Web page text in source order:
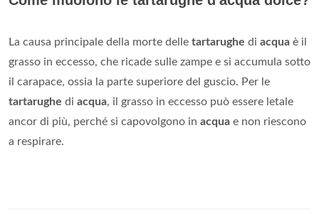
La causa principale della morte delle tartarughe di acqua è il
grasso in eccesso, che ricade sulle zampe e si accumula sotto
il carapace, ossia la parte superiore del guscio. Per le
tartarughe di acqua, il grasso in eccesso può essere letale
ancor di più, perché si capovolgono in acqua e non riescono
a respirare.